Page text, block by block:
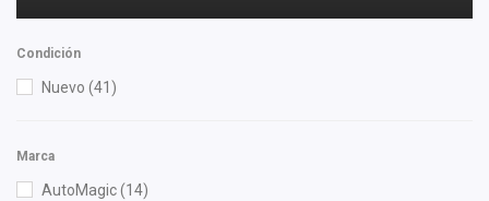
Condición
Nuevo (41)
Marca
AutoMagic(14)